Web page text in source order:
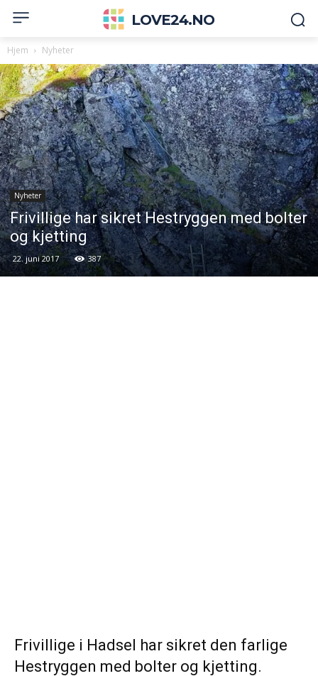
LOVE24.NO
Hjem Nyheter
Nyheter
Frivillige har sikret Hestryggen med bolter
og kjetting
22. juni 2017 387
Frivillige i Hadsel har sikret den farlige
Hestryggen med bolter og kjetting.